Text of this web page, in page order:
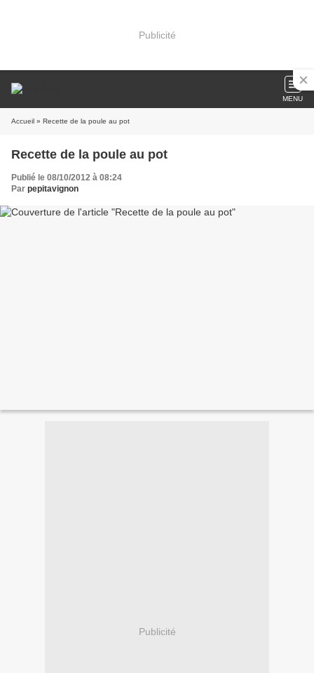
Publicité
MENU
Accueil » Recette de la poule au pot
Recette de la poule au pot
Publié le 08/10/2012 à 08:24
Par pepitavignon
Publicité